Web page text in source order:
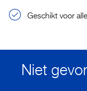
Geschikt voor
Niet